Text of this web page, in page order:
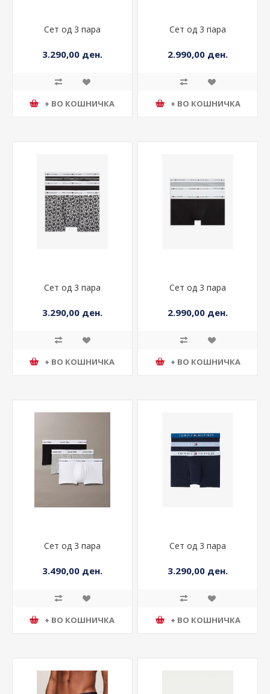
Сет од 3 пара
3.290,00 ден.
+ ВО КОШНИЧКА
Сет од 3 пара
2.990,00 ден.
+ ВО КОШНИЧКА
Сет од 3 пара
3.290,00 ден.
+ ВО КОШНИЧКА
Сет од 3 пара
2.990,00 ден.
+ ВО КОШНИЧКА
Сет од 3 пара
3.490,00 ден.
+ ВО КОШНИЧКА
Сет од 3 пара
3.290,00 ден.
+ ВО КОШНИЧКА